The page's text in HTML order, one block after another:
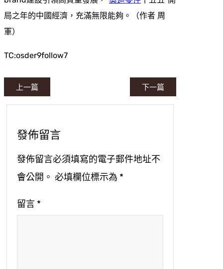
局之年的中國經濟，充滿無限能夠。（作者 周
軍）
TC:osder9follow7
上一篇 下一篇
發佈留言
發佈留言必須填寫的電子郵件地址不
會公開。 必填欄位標示為 *
留言 *